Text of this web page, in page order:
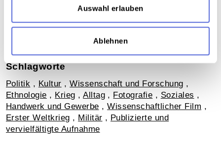
Auswahl erlauben
Ablehnen
Verortung in der digitalen Sammlung
Schlagworte
Politik , Kultur ,Wissenschaft und Forschung ,
Ethnologie , Krieg ,Alltag , Fotografie , Soziales ,
Handwerk und Gewerbe ,Wissenschaftlicher Film ,
Erster Weltkrieg , Militär , Publizierte und
vervielfältigte Aufnahme